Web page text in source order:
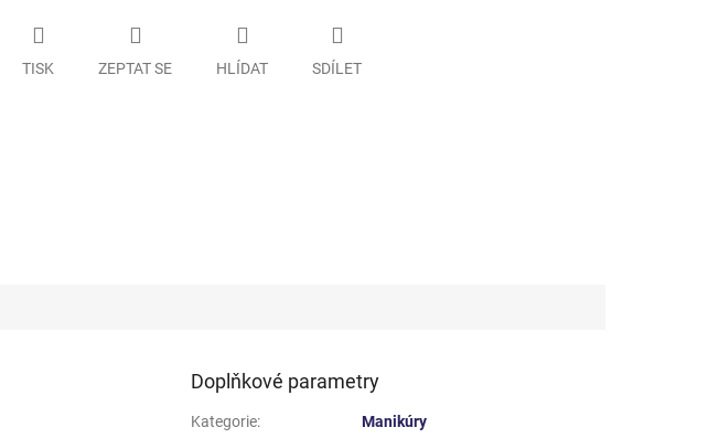
TISK ZEPTAT SE HLÍDAT SDÍLET
Doplňkové parametry
Kategorie:
Manikúry